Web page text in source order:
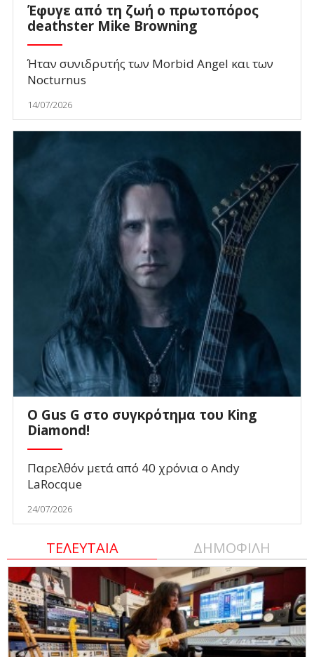
Έφυγε από τη ζωή ο πρωτοπόρος
deathster Mike Browning
Ήταν συνιδρυτής των Morbid Angel και των
Nocturnus
14/07/2026
O Gus G στο συγκρότημα του King
Diamond!
Παρελθόν μετά από 40 χρόνια ο Andy
LaRocque
24/07/2026
ΤΕΛΕΥΤΑΙΑ ΔΗΜΟΦΙΛΗ